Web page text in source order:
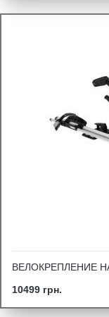
ВЕЛОКРЕПЛЕНИЕ
10499 грн.